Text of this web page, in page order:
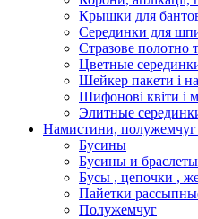
Крышки для
Серединки для
Стразове полотно
Цветные
Шейкер пакети і
Шифонові квіти і
Элитные
Намистини, полужемчуг
Бусины
Бусины и
Бусы , цепочки ,
Пайетки
Полужемчуг